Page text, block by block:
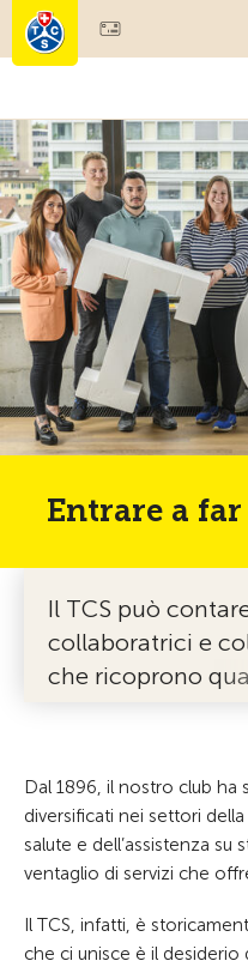
Societariato & prestazioni
Test, sicurezza & salute
Entrare a
Il TCS può
collaboratrici e
che ricoprono
nazionali.
Dal 1896, il nostro club ha
diversificati nei settori
salute e dell’assistenza su
ventaglio di servizi che
Il TCS, infatti, è
che ci unisce è il desiderio